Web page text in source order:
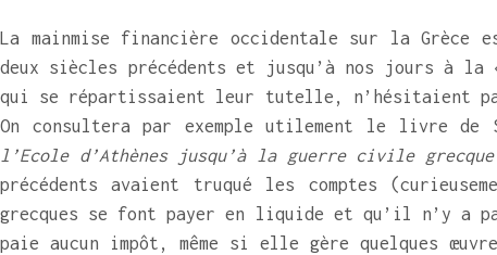
La mainmise financière occidentale sur la
deux siècles précédents et jusqu’à nos jours à la
qui se répartissaient leur tutelle, n’hésitaient
On consultera par exemple utilement le livre de
l’Ecole d’Athènes jusqu’à la guerre civile grecque
précédents avaient truqué les comptes
grecques se font payer en liquide et qu’il n’y a
paie aucun impôt, même si elle gère quelques